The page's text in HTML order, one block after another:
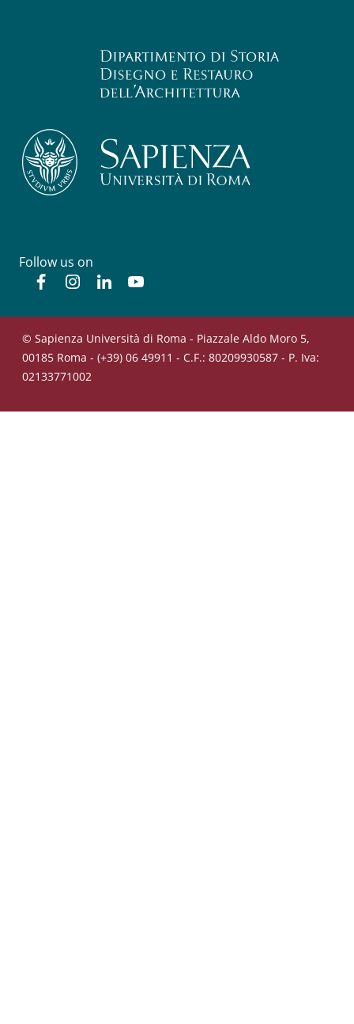
Follow us on
FacebookInstagram
Linkedin
© Sapienza Università di Roma - Piazzale Aldo Moro 5,
00185 Roma - (+39) 06 49911 - C.F.: 80209930587 - P. Iva:
02133771002